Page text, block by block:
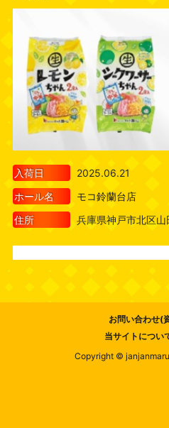
入荷日
2025.06.21
ホール名
モコ鈴蘭台店
住所
兵庫県神戸市北区
お問い合わせ(
当サイトについ
Copyright ©